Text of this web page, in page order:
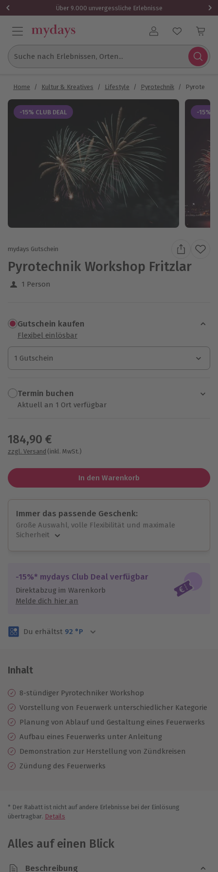
Über 9.000 unvergessliche Erlebnisse
Benutzerkonto
Suche nach Erlebnissen, Orten...
Home / Kultur & Kreatives / Lifestyle / Pyrotechnik /
-15% CLUB DEAL -15%
mydays Gutschein
Pyrotechnik Workshop Fritzlar
1 Person
Gutschein kaufen
Flexibel einlösbar
1 Gutschein
1 Gutschein
1 Gutschein
Termin buchen
Aktuell an 1 Ort verfügbar
184,90 €
zzgl. Versand (inkl. MwSt.)
In den Warenkorb
Immer das passende Geschenk:
Große Auswahl, volle Flexibilität und maximale
Sicherheit
Jeder Gutschein für alle Erlebnisse einlösbar.
Maximale Sicherheit
3 Jahre gültig & verlängerbar.
-15%* mydays Club Deal verfügbar
Direktabzug im Warenkorb
Melde dich hier an
Du erhältst 92 °P
Inhalt
8-stündiger Pyrotechniker Workshop
Vorstellung von Feuerwerk unterschiedlicher Kategorie
Planung von Ablauf und Gestaltung eines Feuerwerks
Aufbau eines Feuerwerks unter Anleitung
Demonstration zur Herstellung von Zündkreisen
Zündung des Feuerwerks
* Der Rabatt ist nicht auf andere Erlebnisse bei der Einlösung
übertragbar. Details
Alles auf einen Blick
Beschreibung